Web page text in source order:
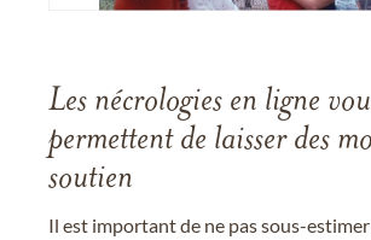
Les nécrologies en ligne
permettent de laisser des
soutien
Il est important de ne pas sous-